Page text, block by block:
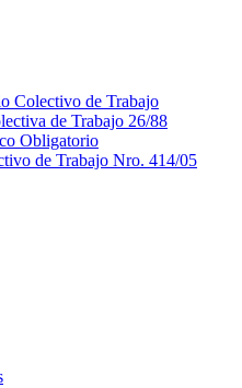
Colectivo de Trabajo
de Trabajo 26/88
Obligatorio
de Trabajo Nro. 414/05